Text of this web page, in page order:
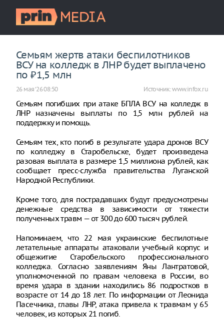
Семьям жертв атаки беспилотников
ВСУ на колледж в ЛНР будет выплачено
по ₽1,5 млн
26 мая ‘26 08:50 Источник:www.infox.ru
Семьям погибших при атаке БПЛА ВСУ на колледж в
ЛНР назначены выплаты по 1,5 млн рублей на
поддержку и помощь.
Семьям тех, кто погиб в результате удара дронов ВСУ
по колледжу в Старобельске, будет произведена
разовая выплата в размере 1,5 миллиона рублей, как
сообщает пресс-служба правительства Луганской
Народной Республики.
Кроме того, для пострадавших будут предусмотрены
денежные средства в зависимости от тяжести
полученных травм — от 300 до 600 тысяч рублей.
Напоминаем, что 22 мая украинские беспилотные
летательные аппараты атаковали учебный корпус и
общежитие Старобельского профессионального
колледжа. Согласно заявлениям Яны Лантратовой,
уполномоченной по правам человека в России, во
время удара в здании находились 86 подростков в
возрасте от 14 до 18 лет. По информации от Леонида
Пасечника, главы ЛНР, атака привела к травмам у 65
человек, из которых 21 погиб.